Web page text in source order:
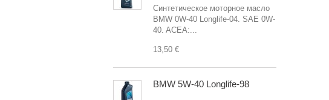
Синтетическое моторное масло
BMW 0W-40 Longlife-04. SAE 0W-
40. ACEA:...
13,50 €
BMW 5W-40 Longlife-98